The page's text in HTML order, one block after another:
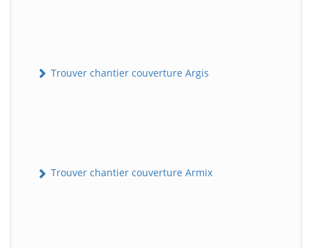
Trouver chantier couverture Argis
Trouver chantier couverture Armix